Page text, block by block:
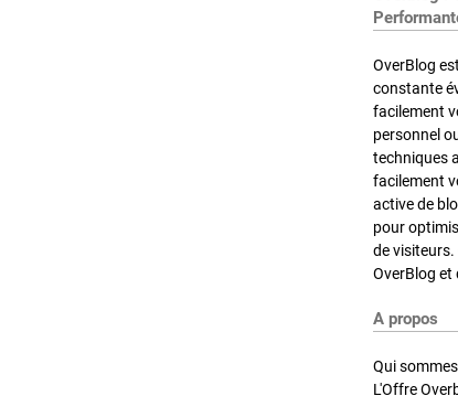
OverBlog
constante
facilement
personnel
techniques
facilement
active de
pour
de visiteurs.
OverBlog et
A propos
Qui
L'Offre